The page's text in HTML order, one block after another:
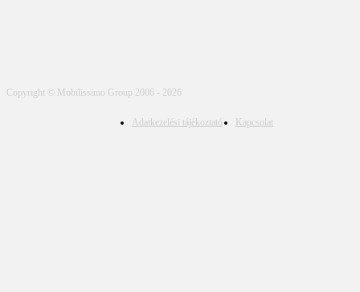
Copyright © Mobilissimo Group 2006 - 2026
Adatkezelési tájékoztató Kapcsolat